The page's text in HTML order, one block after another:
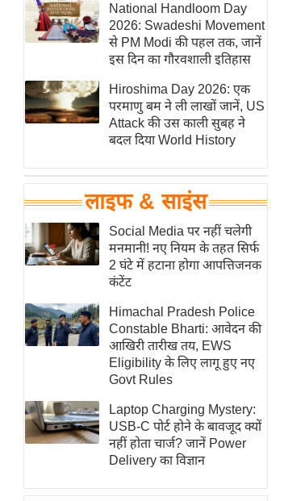
हॉलीवुड
फिल्म समीक्षा
Breaking
News
लाइफस्टाइल
टेक्नॉलॉजी
घरेलू नुस्खे
पर्यटन स्थल
फिटनेस मंत्रा
रिलेशनशिप
राजनीति
विश्लेषण
समसामयिक
मातृभूमि
एम.
आर.
आई.
समीक्षा
National Handloom Day
2026: Swadeshi Movement
से PM Modi की पहल तक, जानें
इस दिन का गौरवशाली इतिहास
Hiroshima Day 2026: एक
परमाणु बम ने ली लाखों जानें, US
Attack की उस काली सुबह ने
बदल दिया World History
लाइफ & साइंस
Social Media पर नहीं चलेगी
मनमानी! नए नियम के तहत सिर्फ
2 घंटे में हटाना होगा आपत्तिजनक
कंटेंट
Himachal Pradesh Police
Constable Bharti: आवेदन की
आखिरी तारीख तय, EWS
Eligibility के लिए लागू हुए नए
Govt Rules
Laptop Charging Mystery:
USB-C पोर्ट होने के बावजूद क्यों
नहीं होता चार्ज? जानें Power
Delivery का विज्ञान